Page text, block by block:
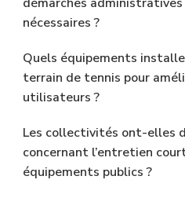
démarches
nécessaires ?
Quels équipements
terrain de tennis pour
utilisateurs ?
Les collectivités ont-elles
concernant l’entretien
équipements publics ?